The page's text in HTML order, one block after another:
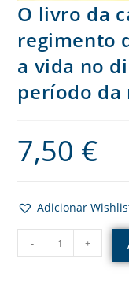
O livro da
regimento
a vida no
período da
7,50 €
Adicionar
- +